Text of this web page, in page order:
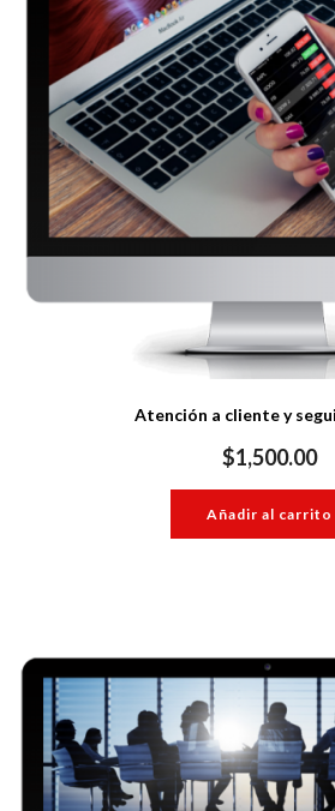
Atención a cliente y
$1,500.00
Añadir al carrito